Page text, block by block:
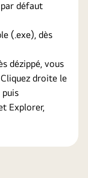
défaut
(.exe), dès
dézippé, vous
Cliquez droite le
puis
Explorer,